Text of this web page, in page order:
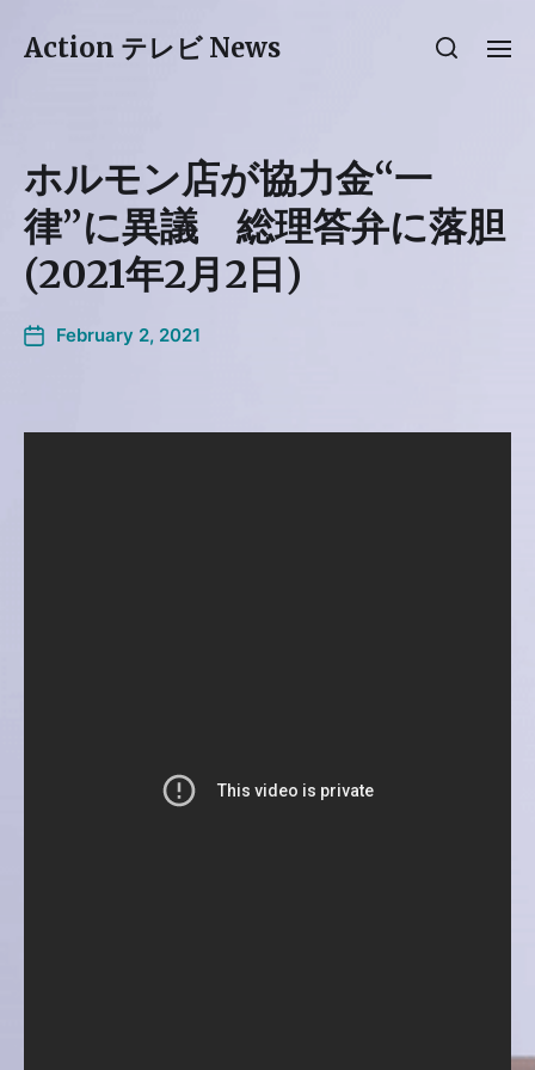
Action テレビ News
ホルモン店が協力金“一
律”に異議 総理答弁に落胆
(2021年2月2日)
February 2, 2021